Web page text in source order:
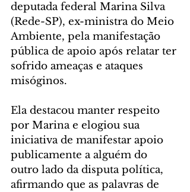
deputada federal Marina Silva
(Rede-SP), ex-ministra do Meio
Ambiente, pela manifestação
pública de apoio após relatar ter
sofrido ameaças e ataques
misóginos.
Ela destacou manter respeito
por Marina e elogiou sua
iniciativa de manifestar apoio
publicamente a alguém do
outro lado da disputa política,
afirmando que as palavras de